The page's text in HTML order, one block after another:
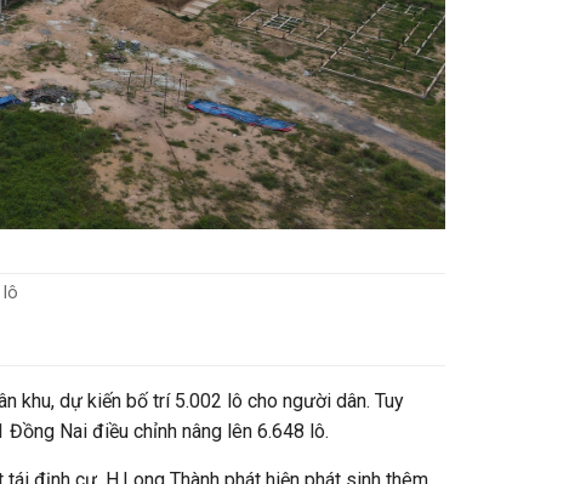
lô
khu, dự kiến bố trí 5.002 lô cho người dân. Tuy
Nai điều chỉnh nâng lên 6.648 lô.
định cư, H.Long Thành phát hiện phát sinh thêm